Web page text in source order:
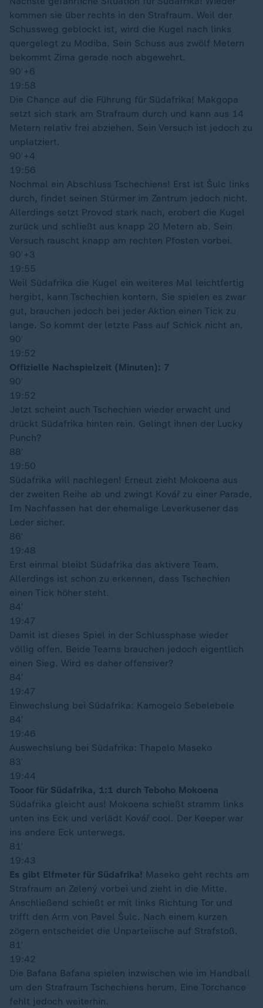
kommen sie über rechts in den Strafraum. Weil der
Schussweg geblockt ist, wird die Kugel nach links
quergelegt zu Modiba. Sein Schuss aus zwölf Metern
bekommt Zima gerade noch abgewehrt.
90′ +6
19:58
Die Chance auf die Führung für Südafrika! Makgopa
setzt sich stark am Strafraum durch und kann aus 14
Metern relativ frei abziehen. Sein Versuch ist jedoch zu
unplatziert.
90′ +4
19:56
Nochmal ein Abschluss Tschechiens! Erst ist Šulc links
durch, findet seinen Stürmer im Zentrum jedoch nicht.
Allerdings setzt Provod stark nach, erobert die Kugel
zurück und schließt aus knapp 20 Metern ab. Sein
Versuch rauscht knapp am rechten Pfosten vorbei.
90′ +3
19:55
Weil Südafrika die Kugel ein weiteres Mal leichtfertig
hergibt, kann Tschechien kontern. Sie spielen es zwar
gut, brauchen jedoch bei jeder Aktion einen Tick zu
lange. So kommt der letzte Pass auf Schick nicht an.
90′
19:52
Offizielle Nachspielzeit (Minuten): 7
90′
19:52
Jetzt scheint auch Tschechien wieder erwacht und
drückt Südafrika hinten rein. Gelingt ihnen der Lucky
Punch?
88′
19:50
Südafrika will nachlegen! Erneut zieht Mokoena aus
der zweiten Reihe ab und zwingt Kovář zu einer Parade.
Im Nachfassen hat der ehemalige Leverkusener das
Leder sicher.
86′
19:48
Erst einmal bleibt Südafrika das aktivere Team.
Allerdings ist schon zu erkennen, dass Tschechien
einen Tick höher steht.
84′
19:47
Damit ist dieses Spiel in der Schlussphase wieder
völlig offen. Beide Teams brauchen jedoch eigentlich
einen Sieg. Wird es daher offensiver?
84′
19:47
Einwechslung bei Südafrika: Kamogelo Sebelebele
84′
19:46
Auswechslung bei Südafrika: Thapelo Maseko
83′
19:44
Tooor für Südafrika, 1:1 durch Teboho Mokoena
Südafrika gleicht aus! Mokoena schießt stramm links
unten ins Eck und verlädt Kovář cool. Der Keeper war
ins andere Eck unterwegs.
81′
19:43
Es gibt Elfmeter für Südafrika! Maseko geht rechts am
Strafraum an Zelený vorbei und zieht in die Mitte.
Anschließend schießt er mit links Richtung Tor und
trifft den Arm von Pavel Šulc. Nach einem kurzen
zögern entscheidet die Unparteiische auf Strafstoß.
81′
19:42
Die Bafana Bafana spielen inzwischen wie im Handball
um den Strafraum Tschechiens herum. Eine Torchance
fehlt jedoch weiterhin.